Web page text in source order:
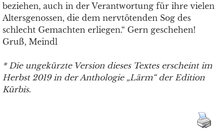
beziehen, auch in der Verantwortung für ihre vielen
Altersgenossen, die dem nervtötenden Sog des
schlecht Gemachten erliegen.“ Gern geschehen!
Gruß, Meindl
* Die ungekürzte Version dieses Textes erscheint im
Herbst 2019 in der Anthologie „Lärm“ der Edition
Kürbis.